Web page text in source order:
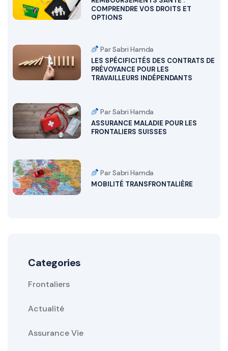
COMPRENDRE VOS DROITS ET
OPTIONS
Par Sabri Hamda
LES SPÉCIFICITÉS DES CONTRATS DE
PRÉVOYANCE POUR LES
TRAVAILLEURS INDÉPENDANTS
Par Sabri Hamda
ASSURANCE MALADIE POUR LES
FRONTALIERS SUISSES
Par Sabri Hamda
MOBILITÉ TRANSFRONTALIÈRE
Categories
Frontaliers
Actualité
Assurance Vie